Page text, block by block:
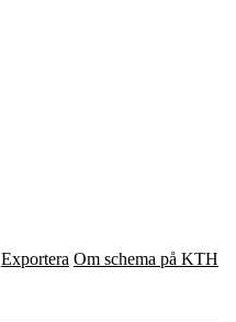
Exportera Om schema på KTH